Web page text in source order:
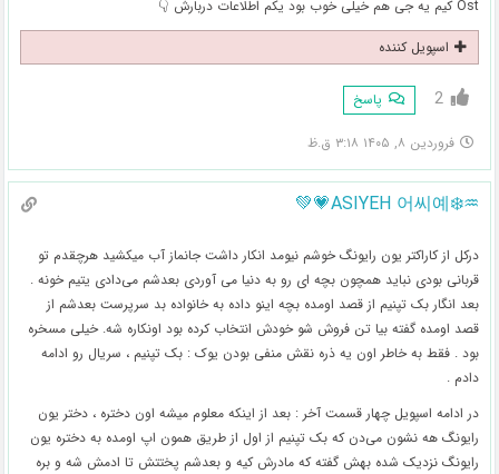
Ost کیم یه جی هم خیلی خوب بود یکم اطلاعات دربارش 👇
اسپویل کننده
2 پاسخ
فروردین ۸, ۱۴۰۵ ۳:۱۸ ق.ظ
♒️❄️ASIYEH 어씨예💗💚
درکل از کاراکتر یون رایونگ خوشم نیومد انکار داشت جانماز آب میکشید هرچقدم تو
قربانی بودی نباید همچون بچه ای رو به دنیا می آوردی بعدشم می‌دادی یتیم خونه .
بعد انگار بک تپنیم از قصد اومده بچه اینو داده به خانواده بد سرپرست بعدشم از
قصد اومده گفته بیا تن فروش شو خودش انتخاب کرده بود اونکاره شه. خیلی مسخره
بود . فقط به خاطر اون یه ذره نقش منفی بودن یوک : بک تپنیم ، سریال رو ادامه
دادم .
در ادامه اسپویل چهار قسمت آخر : بعد از اینکه معلوم میشه اون دختره ، دختر یون
رایونگ هه نشون می‌دن که بک تپنیم از اول از طریق همون اپ اومده به دختره یون
رایونگ نزدیک شده بهش گفته که مادرش کیه و بعدشم پختتش تا ادمش شه و بره